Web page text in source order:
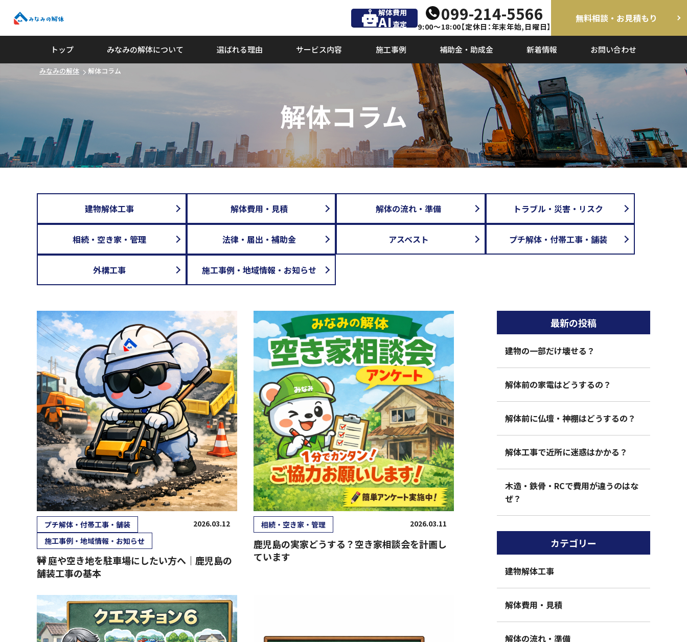
解体費用
AI査定 099-214-5566
9:00～18:00【定休日：年末年始,日曜日】
無料相談・お見積もり
トップ みなみの解体について 選ばれる理由 サービス内容 施工事例 補助金・助成金 新着情報 お問い合わせ
みなみの解体 解体コラム
解体コラム
建物解体工事 解体費用・見積 解体の流れ・準備 トラブル・災害・リスク
相続・空き家・管理 法律・届出・補助金 アスベスト プチ解体・付帯工事・舗装
外構工事 施工事例・地域情報・お知らせ
プチ解体・付帯工事・舗装
施工事例・地域情報・お知らせ
2026.03.12
🚧 庭や空き地を駐車場にしたい方へ｜鹿児島の
舗装工事の基本
相続・空き家・管理 2026.03.11
鹿児島の実家どうする？空き家相談会を計画し
ています
最新の投稿
建物の一部だけ壊せる？
解体前の家電はどうするの？
解体前に仏壇・神棚はどうするの？
解体工事で近所に迷惑はかかる？
木造・鉄骨・RCで費用が違うのはな
ぜ？
カテゴリー
建物解体工事
解体費用・見積
解体の流れ・準備